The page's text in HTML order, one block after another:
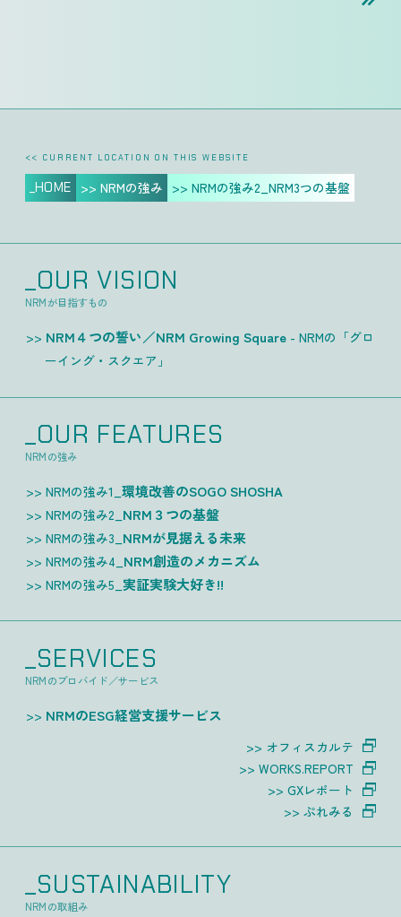
_HOME >> NRMの強み >> NRMの強み2_NRM3つの基盤
<< CURRENT LOCATION ON THIS WEBSITE
_OUR VISION
NRMが目指すもの
NRM４つの誓い／NRM Growing Square - NRMの「グロ
ーイング・スクエア」
_OUR FEATURES
NRMの強み
NRMの強み1_環境改善のSOGO SHOSHA
NRMの強み2_ NRM３つの基盤
NRMの強み3_ NRMが見据える未来
NRMの強み4_ NRM創造のメカニズム
NRMの強み5_実証実験大好き!!
_SERVICES
NRMのプロバイド／サービス
NRMのESG経営支援サービス
オフィスカルテ
WORKS.REPORT
GXレポート
ぷれみる
_SUSTAINABILITY
NRMの取組み